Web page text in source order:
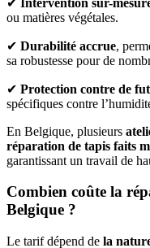
ou matières végétales.
✔ Durabilité accrue,
sa robustesse pour de
✔ Protection contre de
spécifiques contre
En Belgique, plusieurs
réparation de tapis faits
garantissant un travail de
Combien coûte la
Belgique ?
Le tarif dépend de la